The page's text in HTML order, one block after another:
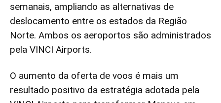
semanais, ampliando as alternativas de
deslocamento entre os estados da Região
Norte. Ambos os aeroportos são administrados
pela VINCI Airports.
O aumento da oferta de voos é mais um
resultado positivo da estratégia adotada pela